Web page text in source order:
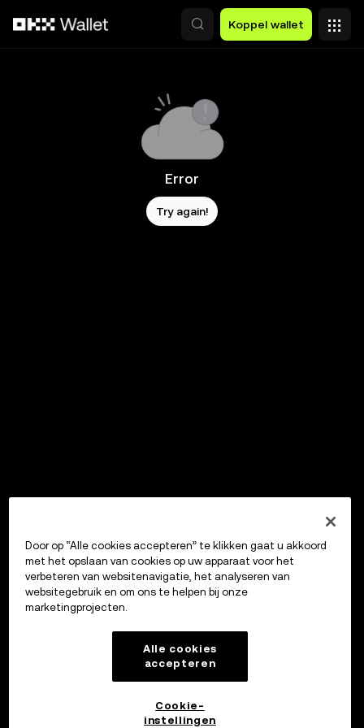
Koppel wallet
Error
Try again!
Door op “Alle cookies accepteren” te klikken gaat u akkoord
met het opslaan van cookies op uw apparaat voor het
verbeteren van websitenavigatie, het analyseren van
websitegebruik en om ons te helpen bij onze
marketingprojecten.
Alle cookies
accepteren
Cookie-
instellingen